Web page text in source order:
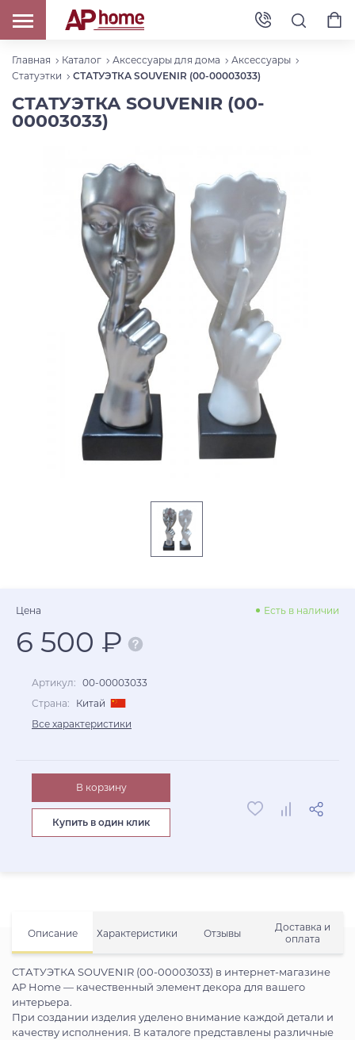
Главная Каталог Аксессуары для дома
Аксессуары
Статуэтки
СТАТУЭТКА SOUVENIR (00-00003033)
СТАТУЭТКА SOUVENIR (00-
00003033)
Описание Характеристики Отзывы
Доставка и
оплата
СТАТУЭТКА SOUVENIR (00-00003033) в интернет-магазине
AP Home — качественный элемент декора для вашего
интерьера.
При создании изделия уделено внимание каждой детали и
качеству исполнения. В каталоге представлены различные
Цена Есть в наличии
6 500 ₽
Артикул: 00-00003033
Страна:
Китай
Все характеристики
В корзину
Купить в один клик